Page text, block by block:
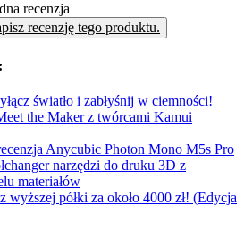
recenzja
recenzję tego produktu.
światło i zabłyśnij w ciemności!
the Maker z twórcami Kamui
Anycubic Photon Mono M5s Pro
narzędzi do druku 3D z
materiałów
półki za około 4000 zł! (Edycja